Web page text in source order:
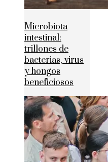
Microbiota
intestinal:
trillones de
bacterias, virus
y hongos
beneficiosos